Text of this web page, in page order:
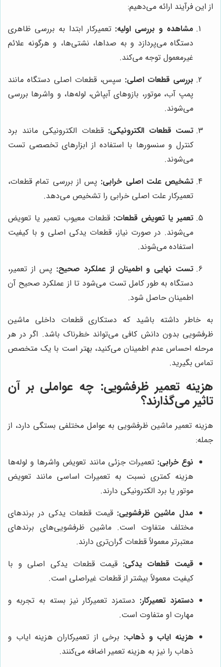
از این فرآیند ارائه می‌دهیم:
مشاهده و بررسی اولیه: تعمیرکار ابتدا به بررسی ظاهری
دستگاه می‌پردازد و به صداها، نشتی‌ها، و هرگونه علائم
غیرمعمول توجه می‌کند.
بررسی قطعات اصلی: سپس، قطعات اصلی دستگاه مانند
پمپ آب، موتور، بازوهای آبپاش، لوله‌ها، و واشرها بررسی
می‌شوند.
تست قطعات الکترونیکی: قطعات الکترونیکی مانند برد
کنترل و سنسورها با استفاده از ابزارهای تخصصی تست
می‌شوند.
تشخیص علت اصلی خرابی: پس از بررسی تمام قطعات،
تعمیرکار علت اصلی خرابی را تشخیص می‌دهد.
تعمیر یا تعویض قطعات: قطعات معیوب تعمیر یا تعویض
می‌شوند. در صورت نیاز، قطعات یدکی اصلی و با کیفیت
استفاده می‌شوند.
تست نهایی و اطمینان از عملکرد صحیح: پس از تعمیر،
دستگاه به طور کامل تست می‌شود تا از عملکرد صحیح آن
اطمینان حاصل شود.
به خاطر داشته باشید که دستکاری قطعات داخلی ماشین
ظرفشویی بدون دانش کافی می‌تواند خطرناک باشد. اگر در هر
مرحله احساس عدم اطمینان می‌کنید، بهتر است با یک متخصص
تماس بگیرید.
هزینه تعمیر ظرفشویی: چه عواملی بر آن
تاثیر می‌گذارند؟
هزینه تعمیر ماشین ظرفشویی به عوامل مختلفی بستگی دارد، از
جمله:
نوع خرابی: تعمیرات جزئی مانند تعویض واشرها و لوله‌ها
هزینه کمتری نسبت به تعمیرات اساسی مانند تعویض
موتور یا برد الکترونیکی دارند.
مدل ماشین ظرفشویی: قیمت قطعات یدکی در برندهای
مختلف متفاوت است. ماشین ظرفشویی‌های برندهای
معتبرتر معمولاً قطعات گران‌تری دارند.
قیمت قطعات یدکی: قیمت قطعات یدکی اصلی و با
کیفیت معمولاً بیشتر از قطعات غیراصلی است.
دستمزد تعمیرکار: دستمزد تعمیرکار نیز بسته به تجربه و
مهارت او متفاوت است.
هزینه ایاب و ذهاب: برخی از تعمیرکاران هزینه ایاب و
ذهاب را نیز به هزینه تعمیر اضافه می‌کنند.